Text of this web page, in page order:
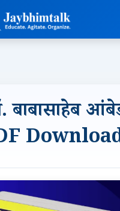
बाबासाहेब
Download)